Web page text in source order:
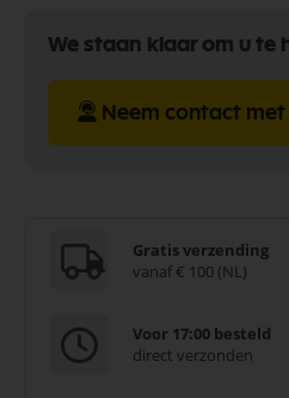
We staan klaar om u te
Neem contact met
Gratis verzending
vanaf € 100 (NL)
Voor 17:00 besteld
direct verzonden